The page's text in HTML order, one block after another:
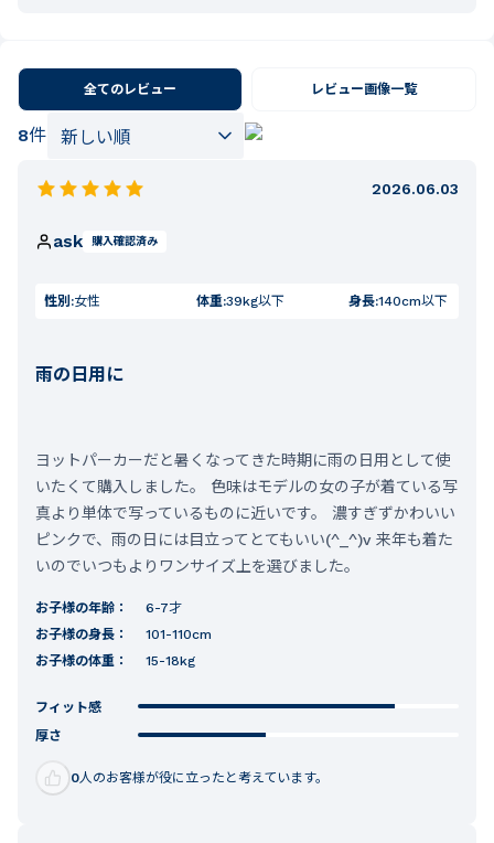
全てのレビュー レビュー画像一覧
8件
2026.06.03
ask 購入確認済み
性別:女性 体重:39kg以下 身長:140cm以下
雨の日用に
ヨットパーカーだと暑くなってきた時期に雨の日用として使
いたくて購入しました。 色味はモデルの女の子が着ている写
真より単体で写っているものに近いです。 濃すぎずかわいい
ピンクで、雨の日には目立ってとてもいい(^_^)v 来年も着た
いのでいつもよりワンサイズ上を選びました。
お子様の年齢：
6-7才
お子様の身長：
101-110cm
お子様の体重：
15-18kg
フィット感
厚さ
0人のお客様が役に立ったと考えています。